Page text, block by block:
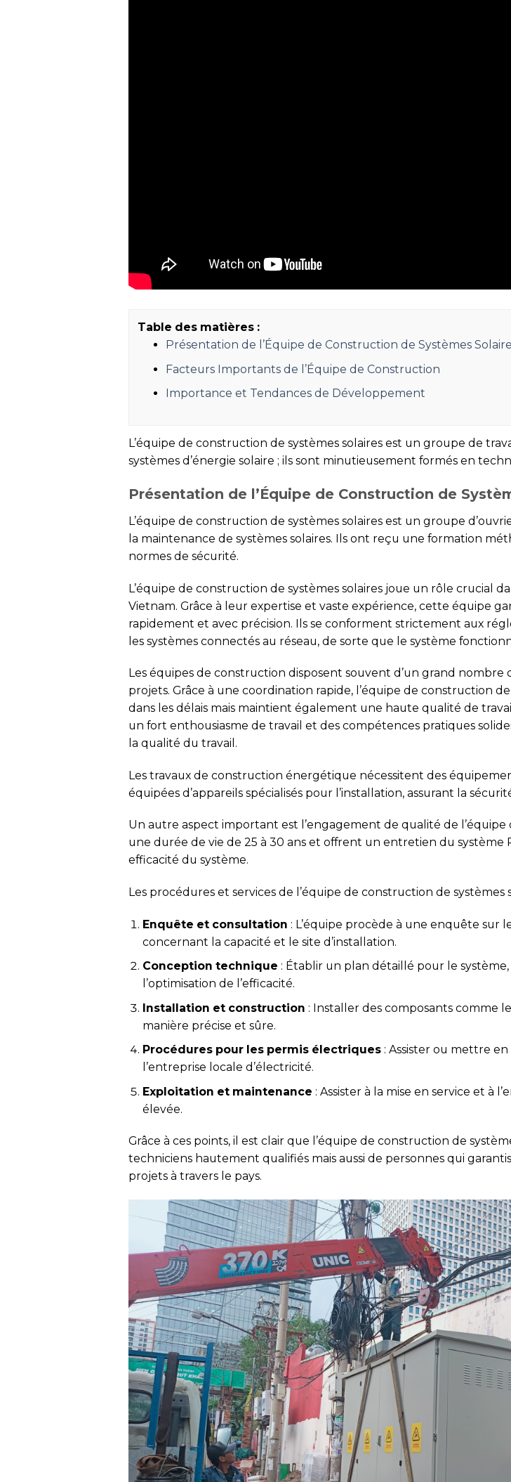
Table des matières :
Présentation de l’Équipe de Construction de Systèmes
Facteurs Importants de l’Équipe de Construction
Importance et Tendances de Développement
L’équipe de construction de systèmes solaires est un groupe de
systèmes d’énergie solaire ; ils sont minutieusement formés en
Présentation de l’Équipe de Construction de
L’équipe de construction de systèmes solaires est un groupe
la maintenance de systèmes solaires. Ils ont reçu une formation
normes de sécurité.
L’équipe de construction de systèmes solaires joue un rôle crucial
Vietnam. Grâce à leur expertise et vaste expérience, cette équipe
rapidement et avec précision. Ils se conforment strictement aux
les systèmes connectés au réseau, de sorte que le système
Les équipes de construction disposent souvent d’un grand
projets. Grâce à une coordination rapide, l’équipe de construction
dans les délais mais maintient également une haute qualité de
un fort enthousiasme de travail et des compétences pratiques
la qualité du travail.
Les travaux de construction énergétique nécessitent des
équipées d’appareils spécialisés pour l’installation, assurant la
Un autre aspect important est l’engagement de qualité de
une durée de vie de 25 à 30 ans et offrent un entretien du système
efficacité du système.
Les procédures et services de l’équipe de construction de systèmes
Enquête et consultation : L’équipe procède à une enquête sur
concernant la capacité et le site d’installation.
Conception technique : Établir un plan détaillé pour le
l’optimisation de l’efficacité.
Installation et construction : Installer des composants comme
manière précise et sûre.
Procédures pour les permis électriques : Assister ou mettre
l’entreprise locale d’électricité.
Exploitation et maintenance : Assister à la mise en service et
élevée.
Grâce à ces points, il est clair que l’équipe de construction de
techniciens hautement qualifiés mais aussi de personnes qui
projets à travers le pays.